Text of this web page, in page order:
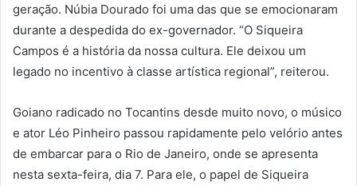
geração. Núbia Dourado foi uma das que se emocionaram
durante a despedida do ex-governador. “O Siqueira
Campos é a história da nossa cultura. Ele deixou um
legado no incentivo à classe artística regional”, reiterou.
Goiano radicado no Tocantins desde muito novo, o músico
e ator Léo Pinheiro passou rapidamente pelo velório antes
de embarcar para o Rio de Janeiro, onde se apresenta
nesta sexta-feira, dia 7. Para ele, o papel de Siqueira